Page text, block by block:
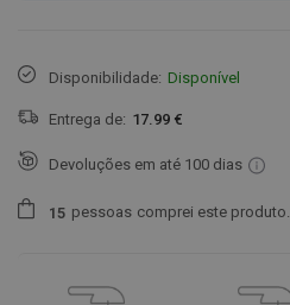
Disponibilidade: Disponível
Entrega de: 17.99 €
Devoluções em até 100 dias
1 5 pessoas comprei este produto.